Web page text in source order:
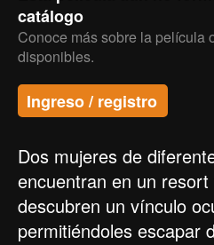
catálogo
Conoce más sobre la película
disponibles.
Ingreso / registro
Dos mujeres de
encuentran en un
descubren un vínculo
permitiéndoles escapar